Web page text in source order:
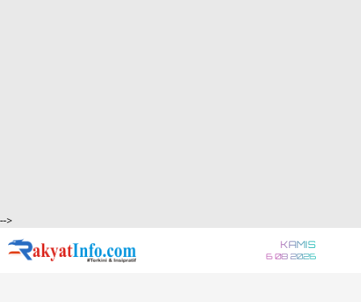
-->
KAMIS
6 08 2026